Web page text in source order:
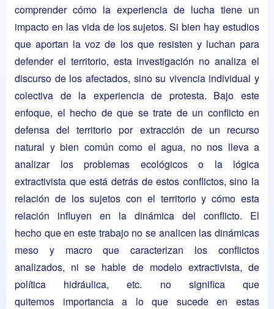
comprender cómo la experiencia de lucha tiene un
impacto en las vida de los sujetos. Si bien hay estudios
que aportan la voz de los que resisten y luchan para
defender el territorio, esta investigación no analiza el
discurso de los afectados, sino su vivencia individual y
colectiva de la experiencia de protesta. Bajo este
enfoque, el hecho de que se trate de un conflicto en
defensa del territorio por extracción de un recurso
natural y bien común como el agua, no nos lleva a
analizar los problemas ecológicos o la lógica
extractivista que está detrás de estos conflictos, sino la
relación de los sujetos con el territorio y cómo esta
relación influyen en la dinámica del conflicto. El
hecho que en este trabajo no se analicen las dinámicas
meso y macro que caracterizan los conflictos
analizados, ni se hable de modelo extractivista, de
política hidráulica, etc. no significa que
quitemos importancia a lo que sucede en estas